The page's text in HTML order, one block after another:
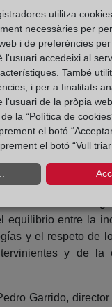
de la
frenar el
con otras
en
clausura, la
Gallego
equilibrio entre la
y el respeto de
y de la
Garrido,
utilitza
necessàries per
i de preferències
l'usuari accedeixi al
També
i per a finalitats
l'usuari de la pròpia
la “Política de
el botó
el botó “Vull